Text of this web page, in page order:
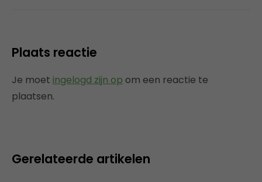
Plaats reactie
Je moet ingelogd zijn op om een reactie te
plaatsen.
Gerelateerde artikelen